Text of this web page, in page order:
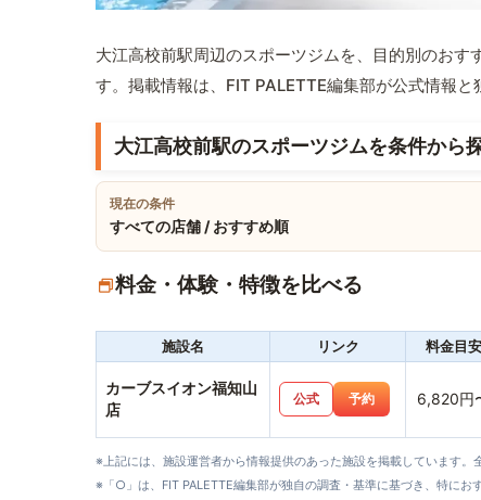
大江高校前駅周辺のスポーツジムを、目的別のお
す。掲載情報は、FIT PALETTE編集部が公式情報と
大江高校前駅のスポーツジムを条件から
現在の条件
すべての店舗 / おすすめ順
料金・体験・特徴を比べる
施設名 リンク 料金目安
カーブスイオン福知山
店
公式 予約 6,820円
※上記には、施設運営者から情報提供のあった施設を掲載しています。
※「○」は、FIT PALETTE編集部が独自の調査・基準に基づき、特にお